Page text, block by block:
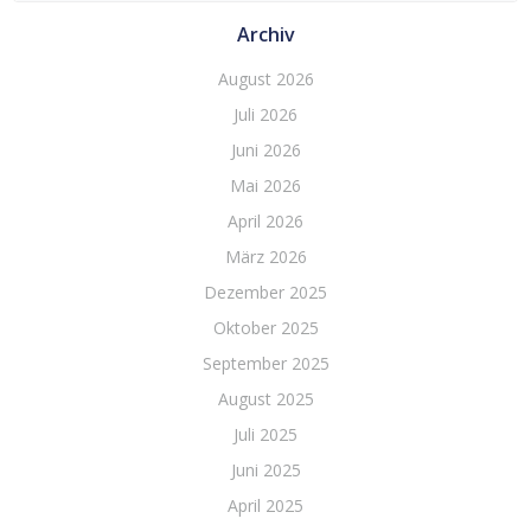
Archiv
August 2026
Juli 2026
Juni 2026
Mai 2026
April 2026
März 2026
Dezember 2025
Oktober 2025
September 2025
August 2025
Juli 2025
Juni 2025
April 2025